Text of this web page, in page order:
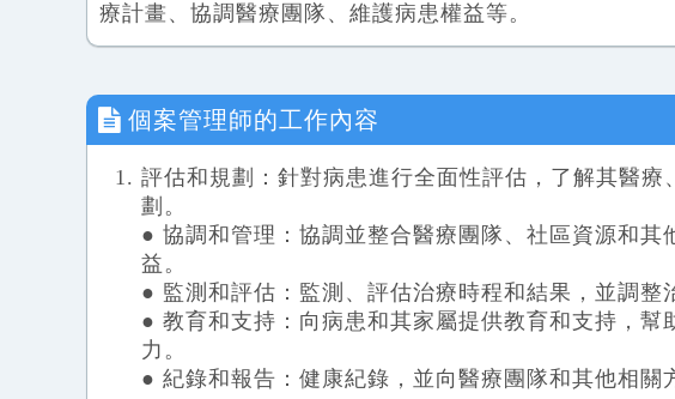
療計畫、協調醫療團隊、維護病患權益等。
個案管理師的工作內容
評估和規劃：針對病患進行全面性評估，了解其醫
劃。
● 協調和管理：協調並整合醫療團隊、社區資源和
益。
● 監測和評估：監測、評估治療時程和結果，並調整
● 教育和支持：向病患和其家屬提供教育和支持，
力。
● 紀錄和報告：健康紀錄，並向醫療團隊和其他相關